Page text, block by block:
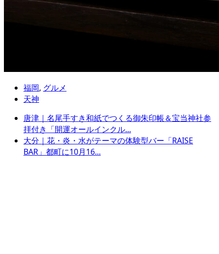
福岡, グルメ
天神
唐津｜名尾手すき和紙でつくる御朱印帳＆宝当神社参
拝付き「開運オールインクル...
大分｜花・炎・水がテーマの体験型バー「RAISE
BAR」都町に10月16...